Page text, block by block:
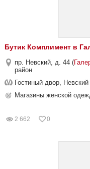
Бутик Комплимент в
пр. Невский, д. 44 (
район
Гостиный двор, Невский
Магазины женской
2 662 0